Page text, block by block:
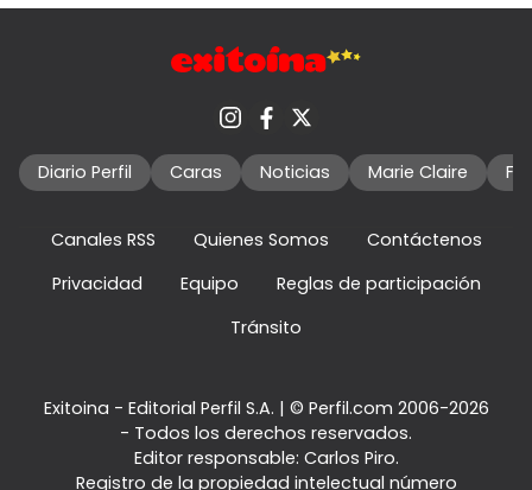
Diario Perfil Caras Noticias Marie Claire
Canales RSS Quienes Somos
Contáctenos
Privacidad
Equipo
Reglas de participación
Tránsito
Exitoina - Editorial Perfil S.A. | © Perfil.com 2006-2026
- Todos los derechos reservados.
Editor responsable: Carlos Piro.
Registro de la propiedad intelectual número